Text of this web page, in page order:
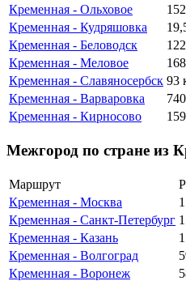
Кременная - Ольховое
Кременная - Кудряшовка
Кременная - Беловодск
Кременная - Меловое
Кременная - Славяносербск 93
Кременная - Варваровка
Кременная - Кирносово
Межгород по стране из
Маршрут
Кременная - Москва
Кременная - Санкт-Петербург
Кременная - Казань
Кременная - Волгоград
Кременная - Воронеж